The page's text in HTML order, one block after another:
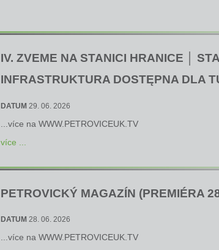
IV. ZVEME NA STANICI HRANICE │
INFRASTRUKTURA DOSTĘPNA DLA
DATUM29. 06. 2026
...více na WWW.PETROVICEUK.TV
více ...
PETROVICKÝ MAGAZÍN (PREMIÉRA
DATUM 28. 06. 2026
...více na WWW.PETROVICEUK.TV